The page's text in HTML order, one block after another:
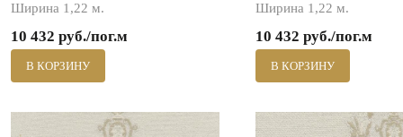
Ширина 1,22 м.
10 432 руб./пог.м
В КОРЗИНУ
Ширина 1,22 м.
10 432 руб./пог.м
В КОРЗИНУ